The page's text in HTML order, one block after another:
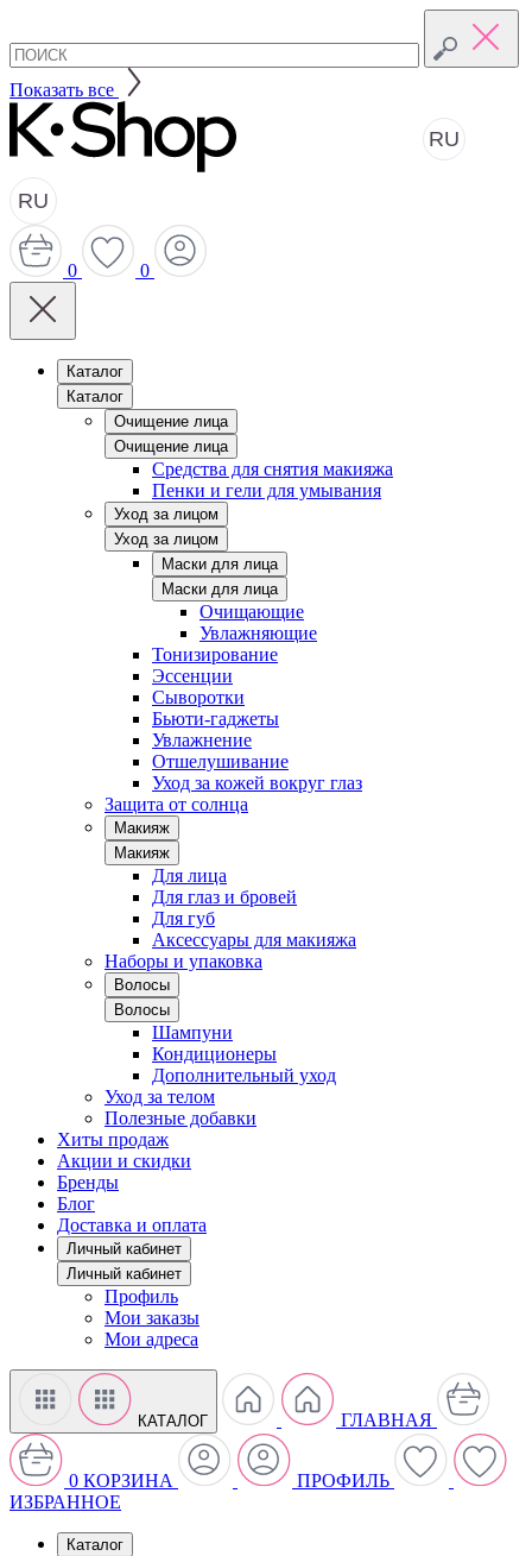
Показать все
RU
RU
0 0
Каталог
Каталог
Очищение лица
Очищение лица
Средства для снятия макияжа
Пенки и гели для умывания
Уход за лицом
Уход за лицом
Маски для лица
Маски для лица
Очищающие
Увлажняющие
Тонизирование
Эссенции
Сыворотки
Бьюти-гаджеты
Увлажнение
Отшелушивание
Уход за кожей вокруг глаз
Защита от солнца
Макияж
Макияж
Для лица
Для глаз и бровей
Для губ
Аксессуары для макияжа
Наборы и упаковка
Волосы
Волосы
Шампуни
Кондиционеры
Дополнительный уход
Уход за телом
Полезные добавки
Хиты продаж
Акции и скидки
Бренды
Блог
Доставка и оплата
Личный кабинет
Личный кабинет
Профиль
Мои заказы
Мои адреса
КАТАЛОГ ГЛАВНАЯ
0 КОРЗИНА
ПРОФИЛЬ
ИЗБРАННОЕ
Каталог